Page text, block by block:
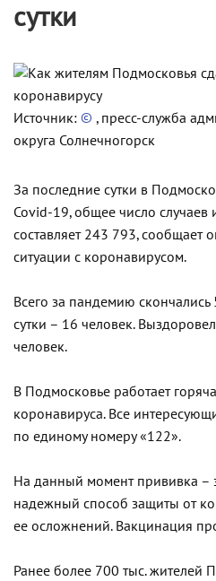
сутки
Источник: © , пресс-служба
округа Солнечногорск
За последние сутки в
Covid-19, общее число
составляет 243 793, сообщает
ситуации с коронавирусом.
Всего за пандемию скончались
сутки – 16 человек.
человек.
В Подмосковье работает
коронавируса. Все
по единому номеру «122».
На данный момент прививка –
надежный способ защиты от
ее осложнений. Вакцинация
Ранее более 700 тыс. жителей